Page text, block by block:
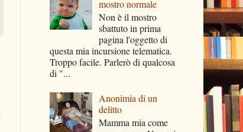
mostro normale
Non è il mostro
sbattuto in prima
pagina l'oggetto di
questa mia incursione telematica.
Troppo facile. Parlerò di qualcosa
di "...
Anonimia di un
delitto
Mamma mia come